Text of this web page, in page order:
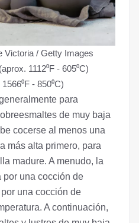
Victoria / Getty Images
1112⁰F - 605⁰C)
- 850⁰C)
para
de muy baja
cocerse al menos una
más alta primero, para
madure. A menudo, la
una cocción de
una cocción de
A continuación,